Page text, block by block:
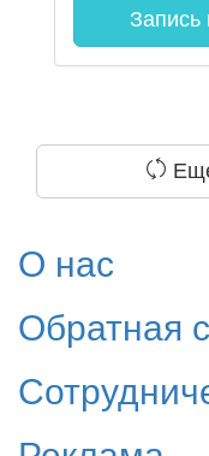
Запись
О нас
Обратная